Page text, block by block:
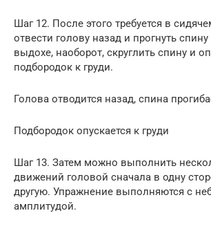
Шаг 12. После этого требуется в
отвести голову назад и прогнуть
выдохе, наоборот, скруглить спину и
подбородок к груди.
Голова отводится назад, спина
Подбородок опускается к груди
Шаг 13. Затем можно выполнить
движений головой сначала в одну
другую. Упражнение выполняются с
амплитудой.